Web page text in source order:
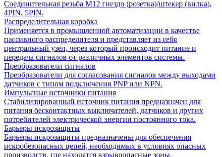
Соединительная резьба М12 гнездо (розетка)/штекер (вилка),
4PIN, 5PIN.
Распределительная коробка
Применяется в промышленной автоматизации в качестве
пассивного распределителя и представляет из себя
центральный узел, через который происходит питание и
передача сигналов от различных элементов системы.
Преобразователи сигналов
Преобразователи для согласования сигналов между выходами
датчиков с типом подключения PNP или NPN.
Импульсные источники питания
Стабилизированный источник питания предназначен для
питания бесконтактных выключателей, датчиков и других
потребителей электрической энергии постоянного тока.
Барьеры искрозащиты
Барьеры искрозащиты предназначены для обеспечения
искробезопасных цепей, необходимых в условиях опасных
производств, где находятся взрывоопасные зоны.